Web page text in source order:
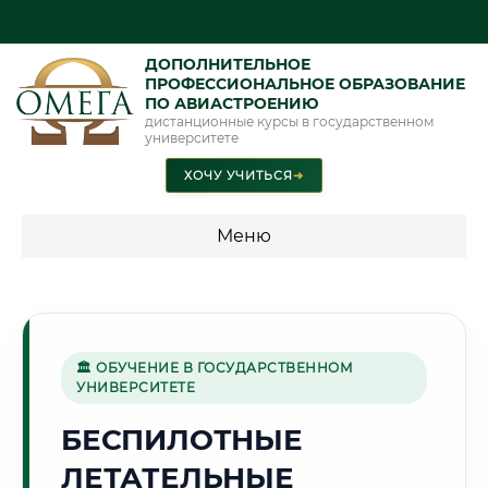
ДОПОЛНИТЕЛЬНОЕ
ПРОФЕССИОНАЛЬНОЕ ОБРАЗОВАНИЕ
ПО АВИАСТРОЕНИЮ
дистанционные курсы в государственном
университете
ХОЧУ УЧИТЬСЯ➜
Меню
🌾
Г. САРАТОВ
🏛 ОБУЧЕНИЕ В ГОСУДАРСТВЕННОМ
УНИВЕРСИТЕТЕ
БЕСПИЛОТНЫЕ
ЛЕТАТЕЛЬНЫЕ